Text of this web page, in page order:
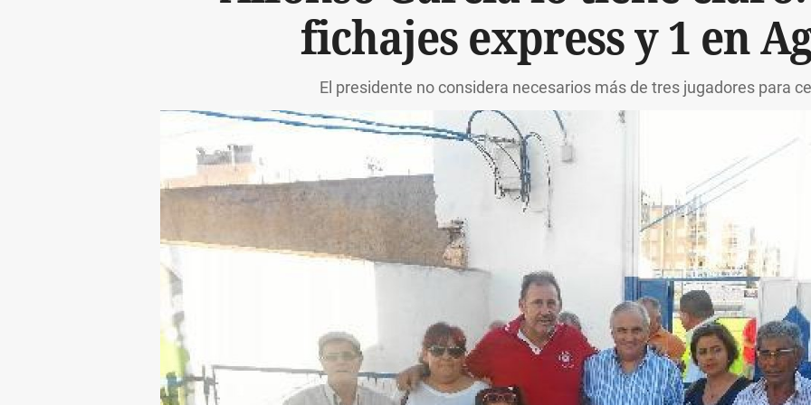
fichajes express y 1 en
El presidente no considera necesarios más de tres jugadores para